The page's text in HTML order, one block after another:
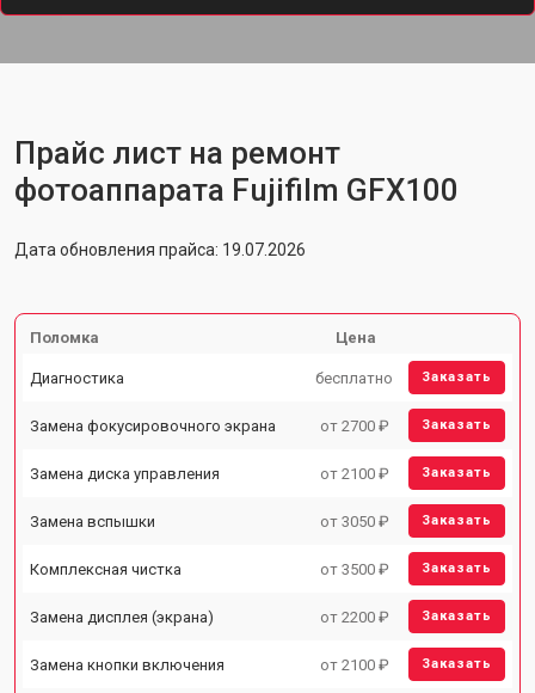
Прайс лист на ремонт
фотоаппарата Fujifilm GFX100
Дата обновления прайса: 19.07.2026
Поломка Цена
Диагностика бесплатно Заказать
Замена фокусировочного экрана от 2700 ₽ Заказать
Замена диска управления от 2100 ₽ Заказать
Замена вспышки от 3050 ₽ Заказать
Комплексная чистка от 3500 ₽ Заказать
Замена дисплея (экрана) от 2200 ₽ Заказать
Замена кнопки включения от 2100 ₽ Заказать